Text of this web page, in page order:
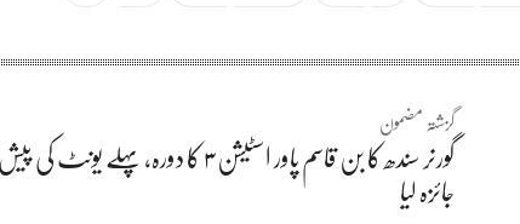
گزشتہ مضمون
گورنر سندھ کا بن قاسم پاور اسٹیشن ۳ کا دورہ،
جائزہ لیا